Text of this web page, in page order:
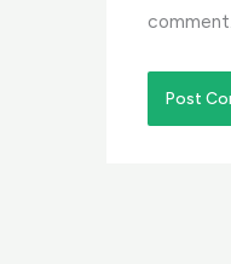
comment.